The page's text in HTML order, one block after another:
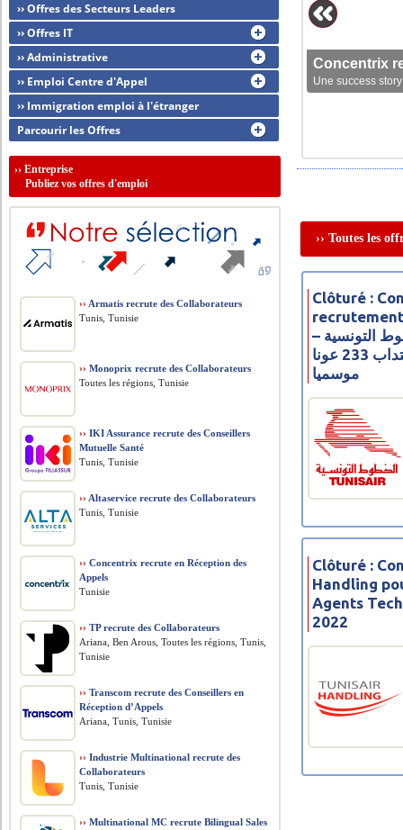
Concentrix
Une success
›› Toutes les
Clôturé :
– مناظرة شركة الخطوط التونسية
للخدمات الأرضية لانتداب 233 عونا
موسميا
Clôturé :
Handling
Agents
2022
›› Offres des Secteurs Leaders
›› Offres IT
›› Administrative
›› Emploi Centre d'Appel
›› Immigration emploi à l'étranger
Parcourir les Offres
››Entreprise
Publiez vos offres d'emploi
›› Armatis recrute des Collaborateurs
Tunis, Tunisie
›› Monoprix recrute des Collaborateurs
Toutes les régions, Tunisie
›› IKI Assurance recrute des Conseillers
Mutuelle Santé
Tunis, Tunisie
›› Altaservice recrute des Collaborateurs
Tunis, Tunisie
›› Concentrix recrute en Réception des
Appels
Tunisie
›› TP recrute des Collaborateurs
Ariana, Ben Arous, Toutes les régions, Tunis,
Tunisie
›› Transcom recrute des Conseillers en
Réception d’Appels
Ariana, Tunis, Tunisie
›› Industrie Multinational recrute des
Collaborateurs
Tunis, Tunisie
›› Multinational MC recrute Bilingual Sales